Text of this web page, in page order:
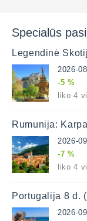
Specialūs
2026-
-5 %
liko 4
2026-
-7 %
liko 4
Portugalija 8 d.
2026-